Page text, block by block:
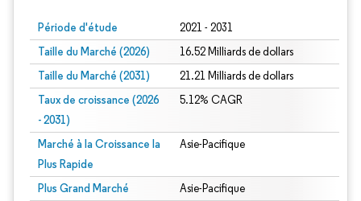
Période d'étude 2021 - 2031
Taille du Marché (2026) 16.52 Milliards de dollars
Taille du Marché (2031) 21.21 Milliards de dollars
Taux de croissance (2026
- 2031)
5.12% CAGR
Marché à la Croissance la
Plus Rapide
Asie-Pacifique
Plus Grand Marché Asie-Pacifique